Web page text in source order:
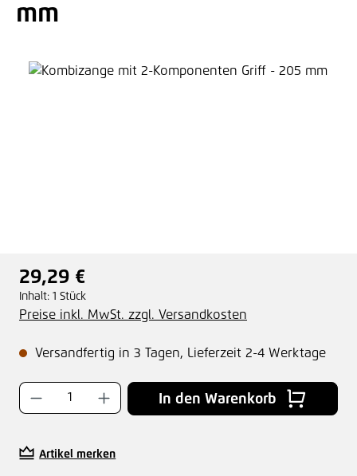
mm
Bildergalerie überspringen
Regulärer Preis:
29,29 €
Inhalt: 1 Stück
Preise inkl. MwSt. zzgl. Versandkosten
Versandfertig in 3 Tagen, Lieferzeit 2-4 Werktage
Produkt Anzahl: Gib den gewünschten
In den Warenkorb
Artikel merken